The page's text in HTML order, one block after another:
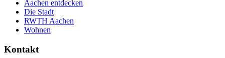
Aachen entdecken
Die Stadt
RWTH Aachen
Wohnen
Kontakt